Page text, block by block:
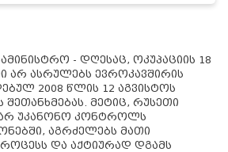
- დღესაც, ოკუპაციის 18
არ ასრულებს ევროკავშირის
2008 წლის 12 აგვისტოს
შეთანხმებას. მეტიც, რუსეთი
უკანონო კონტროლს
აგრძელებს მათი
და აქტიურად დგამს